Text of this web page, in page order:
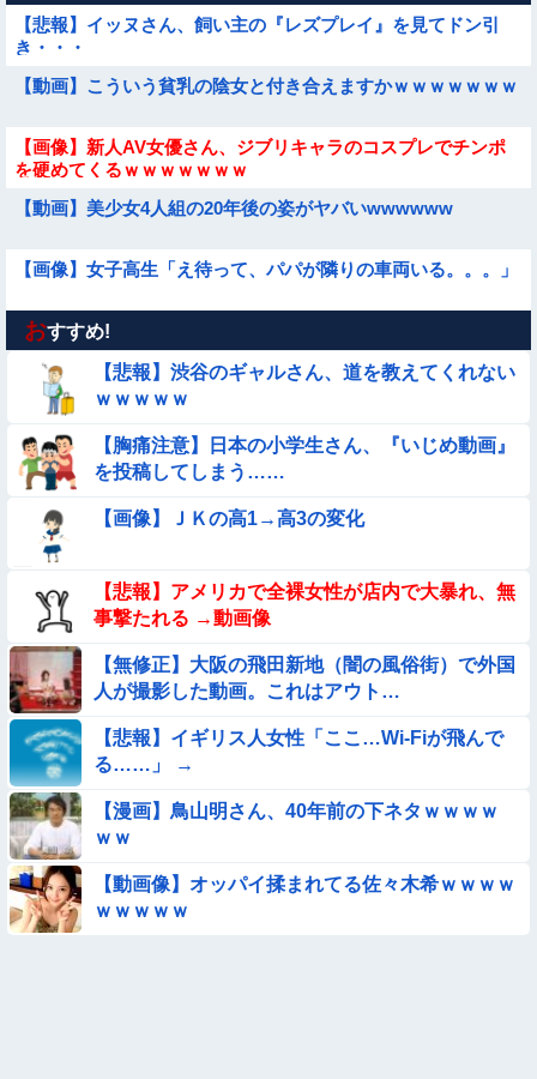
【悲報】イッヌさん、飼い主の『レズプレイ』を見てドン引
き・・・
【動画】こういう貧乳の陰女と付き合えますかｗｗｗｗｗｗｗ
【画像】新人AV女優さん、ジブリキャラのコスプレでチンポ
を硬めてくるｗｗｗｗｗｗｗ
【動画】美少女4人組の20年後の姿がヤバいwwwwww
【画像】女子高生「え待って、パパが隣りの車両いる。。。」
【動画像】女の子「ウエスト？・・・60㎝だよ！」
【動画】韓国アイドルさん、ヱチヱチ限界点を超えてしまう
【画像】巨大マンボウの稚魚さん、金平糖みたいでカワイイｗ
【画像】お前らこの超美人が整形か否か判定たのむ！！
【画像】夏のバイクがヤバすぎるｗｗｗｗｗ
【動画像】飛行機に『水銀』を持ち込めない理由がこれ【→】
【動画】広島に落とされた『原子爆弾』の『再現動画』がこち
ら・・・
【動画】デブの喧嘩 ガチでヤバい……
【動画】力士さん、ボクサーをボコってしまう
おすすめ!
【悲報】渋谷のギャルさん、道を教えてくれない
ｗｗｗｗｗ
【胸痛注意】日本の小学生さん、『いじめ動画』
を投稿してしまう……
【画像】ＪＫの高1→高3の変化
【悲報】アメリカで全裸女性が店内で大暴れ、無
事撃たれる →動画像
【無修正】大阪の飛田新地（闇の風俗街）で外国
人が撮影した動画。これはアウト…
【悲報】イギリス人女性「ここ…Wi-Fiが飛んで
る……」 →
【漫画】鳥山明さん、40年前の下ネタｗｗｗｗ
ｗｗ
【動画像】オッパイ揉まれてる佐々木希ｗｗｗｗ
ｗｗｗｗｗ